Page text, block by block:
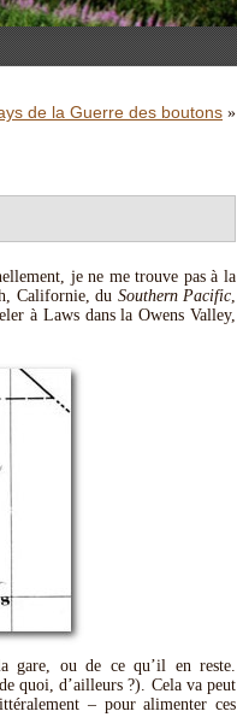
de la Guerre des boutons »
je ne me trouve pas à la
Californie, du Southern Pacific
à Laws dans la Owens Valley,
gare, ou de ce qu’il en reste.
quoi, d’ailleurs ?). Cela va peut
– pour alimenter ces